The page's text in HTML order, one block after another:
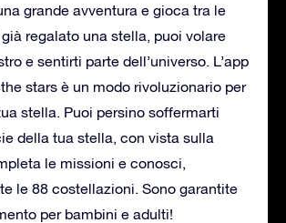
grande avventura e gioca tra le
regalato una stella, puoi volare
e sentirti parte dell’universo. L’app
stars è un modo rivoluzionario per
stella. Puoi persino soffermarti
della tua stella, con vista sulla
le missioni e conosci,
le 88 costellazioni. Sono garantite
per bambini e adulti!